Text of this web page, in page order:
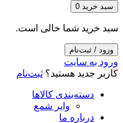
سبد خرید 0
سبد خرید شما خالی است.
ورود / ثبت‌نام
ورود به سایت
کاربر جدید هستید؟ ثبت‌نام
دسته‌بندی کالاها
وایر شمع
درباره ما